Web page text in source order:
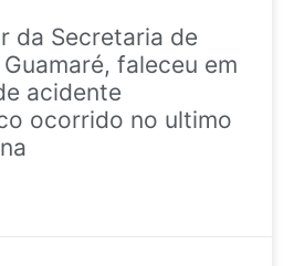
da Secretaria de
faleceu em
acidente
ocorrido no ultimo